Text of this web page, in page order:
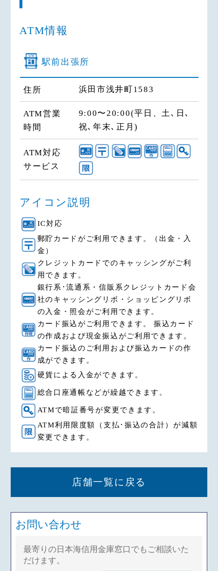
ATM情報
駅前出張所
住所 浜田市浅井町1583
ATM営業
時間
9:00〜20:00(平日、土､日､
祝､年末､正月)
ATM対応
サービス
アイコン説明
IC対応
郵貯カードがご利用できます。（出金・入
金）
クレジットカードでのキャッシングがご利
用できます。
銀行系･流通系・信販系クレジットカード会
社のキャッシングリボ・ショッピングリボ
の入金・照会がご利用できます。
カード振込がご利用できます。 振込カード
の作成および現金振込がご利用できます。
カード振込のご利用および振込カードの作
成ができます。
硬貨による入金ができます。
総合口座通帳などが繰越できます。
ATMで暗証番号が変更できます。
ATM利用限度額（支払･振込の合計）が減額
変更できます。
店舗一覧に戻る
お問い合わせ
最寄りの日本海信用金庫窓口でもご相談いた
だけます。